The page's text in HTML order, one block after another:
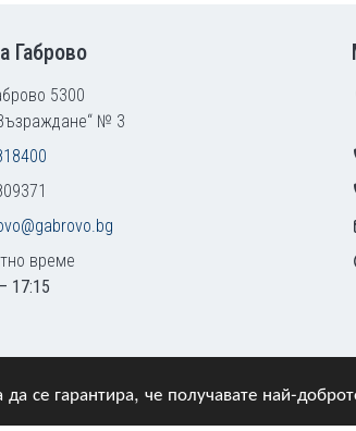
да се гарантира, че получавате най-
Габрово
5300
№ 3
време
17:15
Всички права запазени.